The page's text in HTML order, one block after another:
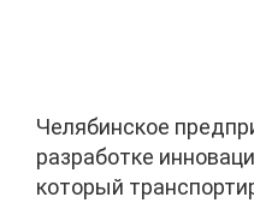
Челябинское
разработке
который